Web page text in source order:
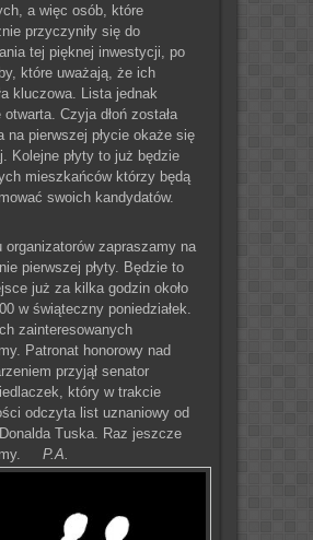
a więc osób, które
przyczyniły się do
tej pięknej inwestycji, po
które uważają, że ich
kluczowa. Lista jednak
Czyja dłoń została
na pierwszej płycie okaże się
Kolejne płyty to już będzie
mieszkańców którzy będą
swoich kandydatów.
organizatorów zapraszamy na
pierwszej płyty. Będzie to
już za kilka godzin około
w świąteczny poniedziałek.
zainteresowanych
Patronat honorowy nad
przyjął senator
który w trakcie
odczyta list uznaniowy od
Tuska. Raz jeszcze
P.A.